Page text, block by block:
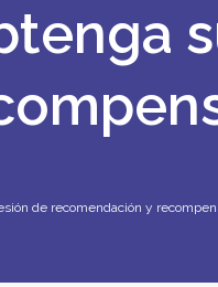
de recomendación y